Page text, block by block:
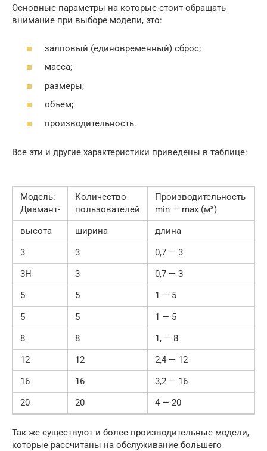
Основные параметры на которые стоит обращать
внимание при выборе модели, это:
залповый (единовременный) сброс;
масса;
размеры;
объем;
производительность.
Все эти и другие характеристики приведены в таблице:
Модель:
Диамант-
Количество
пользователей
Производительность
min — max (м³)
высота
ширина
длина
3
3 0,7 — 3
3H
3 0,7 — 3
5
5 1 — 5
5
5 1 — 5
8
8 1, — 8
12
12 2,4 — 12
16
16 3,2 — 16
20
20 4 — 20
Так же существуют и более производительные модели,
которые рассчитаны на обслуживание большего